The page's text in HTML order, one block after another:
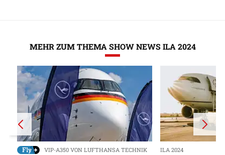
MEHR ZUM THEMA SHOW NEWS ILA 2024
VIP-A350 VON LUFTHANSA TECHNIK ILA 2024